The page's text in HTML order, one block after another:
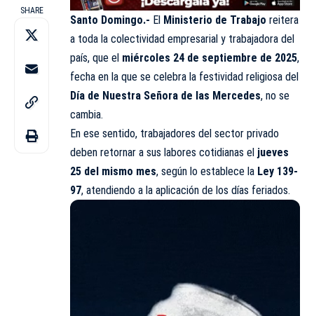
SHARE
Santo Domingo.- El Ministerio de Trabajo reitera
a toda la colectividad empresarial y trabajadora del
país, que el miércoles 24 de septiembre de 2025,
fecha en la que se celebra la festividad religiosa del
Día de Nuestra Señora de las Mercedes, no se
cambia.
En ese sentido, trabajadores del sector privado
deben retornar a sus labores cotidianas el jueves
25 del mismo mes, según lo establece la Ley 139-
97, atendiendo a la aplicación de los días feriados.